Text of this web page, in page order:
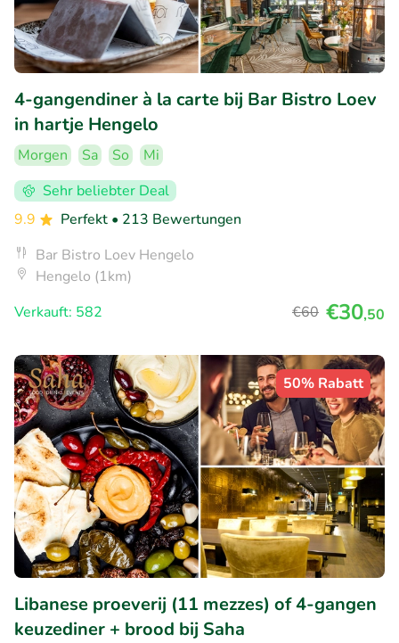
4-gangendiner à la carte bij Bar Bistro Loev
in hartje Hengelo
Morgen Sa So
Mi
Sehr beliebter Deal
9.9
Perfekt • 213 Bewertungen
Bar Bistro Loev Hengelo
Hengelo (1km)
Verkauft: 582
€60 €30,50
50% Rabatt
Libanese proeverij (11 mezzes) of 4-gangen
keuzediner + brood bij Saha